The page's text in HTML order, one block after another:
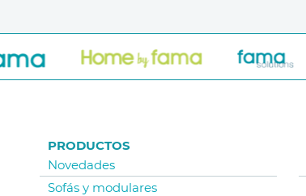
PRODUCTOS
Novedades
Sofás y modulares